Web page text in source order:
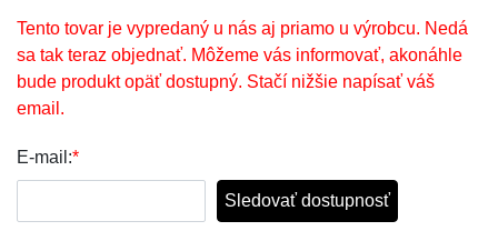
Tento tovar je vypredaný u nás aj priamo u výrobcu. Nedá
sa tak teraz objednať. Môžeme vás informovať, akonáhle
bude produkt opäť dostupný. Stačí nižšie napísať váš
email.
E-mail:*
Sledovať dostupnosť